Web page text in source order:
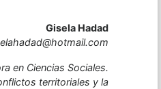
Gisela Hadad
en Ciencias Sociales.
territoriales y la